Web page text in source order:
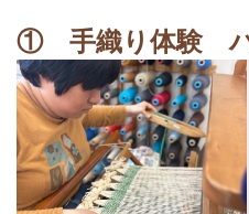
① 手織り体験